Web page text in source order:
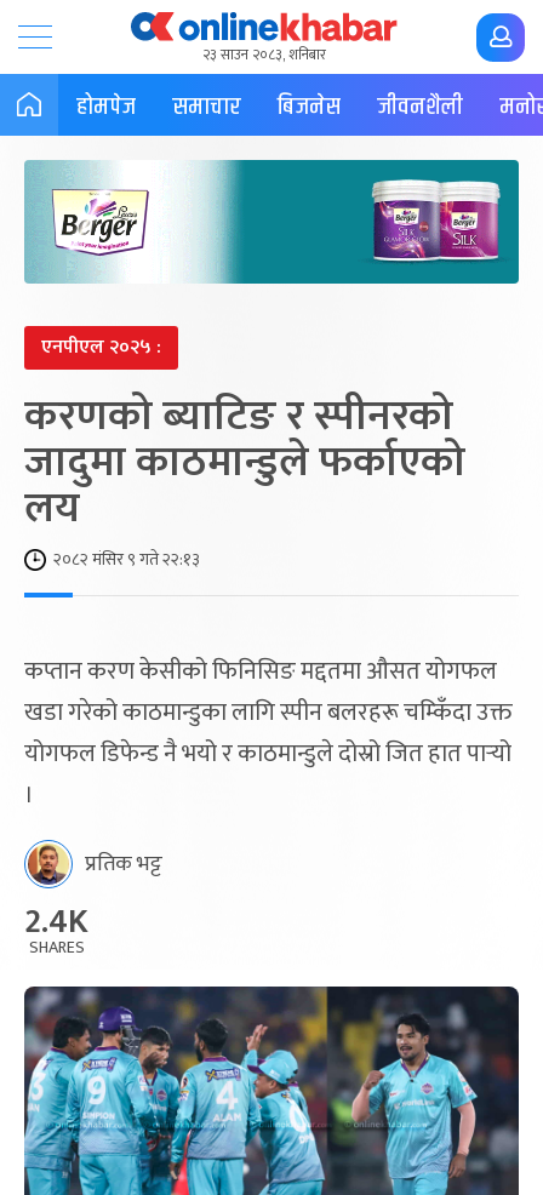
२३ साउन २०८३, शनिबार
होमपेज समाचार बिजनेस जीवनशैली
एनपीएल २०२५ :
करणको ब्याटिङ र स्पीनरको
जादुमा काठमान्डुले फर्काएको
लय
२०८२ मंसिर ९ गते २२:१३
कप्तान करण केसीको फिनिसिङ मद्दतमा औसत योगफल
खडा गरेको काठमान्डुका लागि स्पीन बलरहरू चम्किँदा उक्त
योगफल डिफेन्ड नै भयो र काठमान्डुले दोस्रो जित हात पार्‍यो
।
प्रतिक भट्ट
2.4K
SHARES